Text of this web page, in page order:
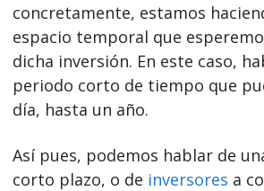
concretamente, estamos
espacio temporal que
dicha inversión. En este caso,
periodo corto de tiempo que
día, hasta un año.
Así pues, podemos hablar de
corto plazo, o de inversores a